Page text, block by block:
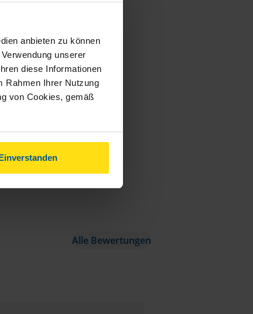
anbieten zu können
unserer
diese Informationen
Rahmen Ihrer Nutzung
von Cookies, gemäß
Alle Bewertungen